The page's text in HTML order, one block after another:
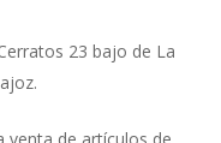
23 bajo de La